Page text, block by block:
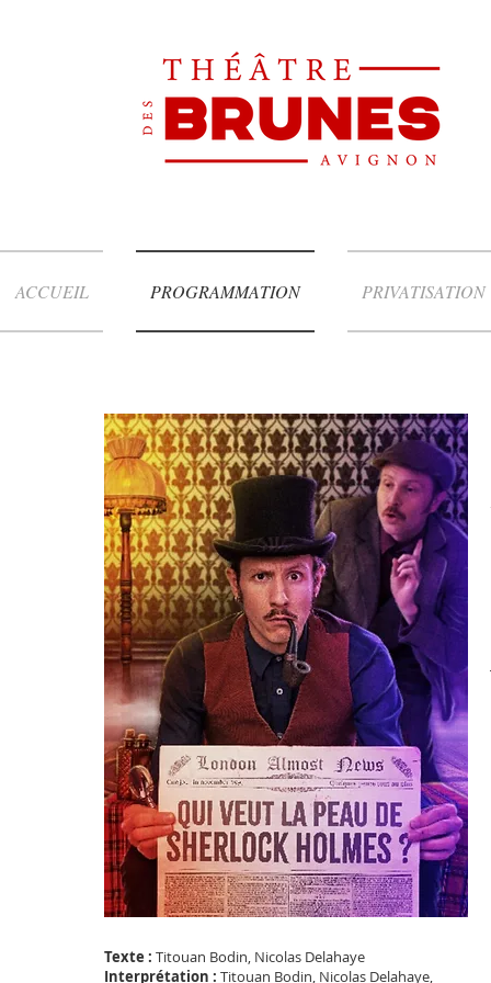
ACCUEIL PROGRAMMATION PRIVATISATION
Texte : Titouan Bodin, Nicolas Delahaye
Interprétation : Titouan Bodin, Nicolas Delahaye,